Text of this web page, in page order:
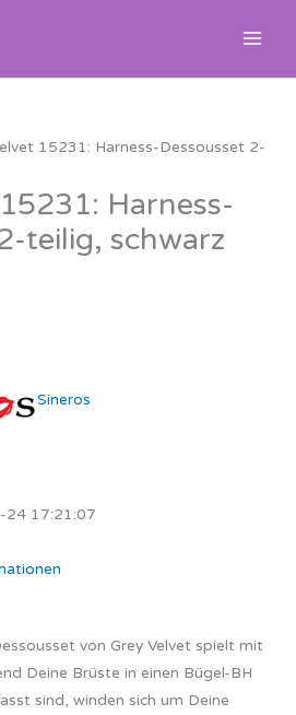
15231: Harness-Dessousset 2-
Harness-
teilig, schwarz
Sineros
24 17:21:07
von Grey Velvet spielt mit
Deine Brüste in einen Bügel-BH
sind, winden sich um Deine